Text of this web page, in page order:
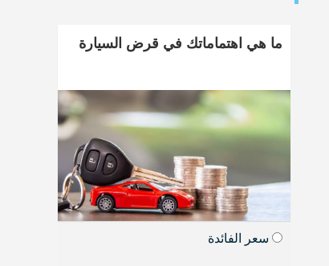
ما هي اهتماماتك في قرض السيارة
سعر الفائدة